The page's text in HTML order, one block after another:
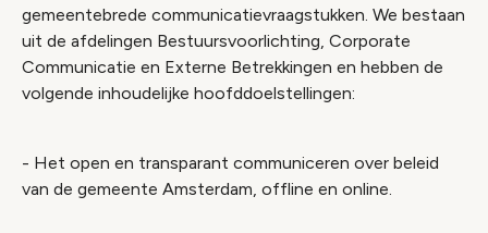
gemeentebrede communicatievraagstukken. We bestaan
uit de afdelingen Bestuursvoorlichting, Corporate
Communicatie en Externe Betrekkingen en hebben de
volgende inhoudelijke hoofddoelstellingen:
- Het open en transparant communiceren over beleid
van de gemeente Amsterdam, offline en online.